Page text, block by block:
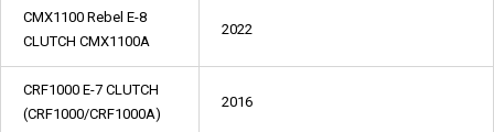
CMX1100 Rebel E-8
CLUTCH CMX1100A
2022
CRF1000 E-7 CLUTCH
(CRF1000/CRF1000A)
2016